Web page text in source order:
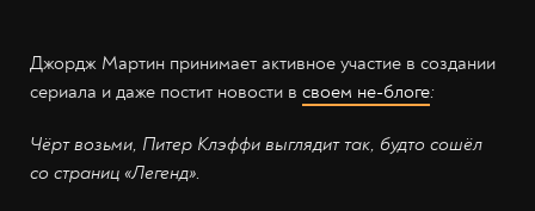
Джордж Мартин принимает активное участие в создании
сериала и даже постит новости в своем не-блоге:
Чёрт возьми, Питер Клэффи выглядит так, будто сошёл
со страниц «Легенд».